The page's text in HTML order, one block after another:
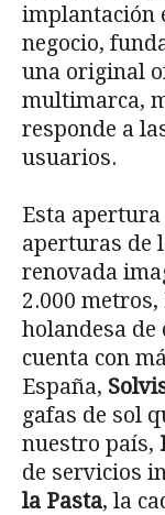
implantación
negocio,
una original
multimarca,
responde a
usuarios.
Esta
aperturas de
renovada
2.000 metros,
holandesa de
cuenta con
España,
gafas de sol
nuestro país,
de servicios
la Pasta, la